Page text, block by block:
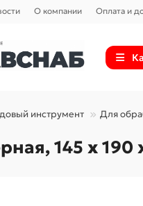
О компании Оплата и
инструмент Для
145 х